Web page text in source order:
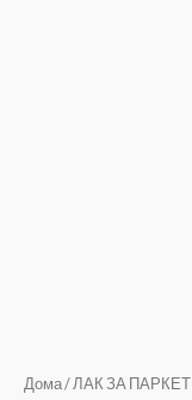
Дома/ ЛАК ЗА ПАРКЕТ